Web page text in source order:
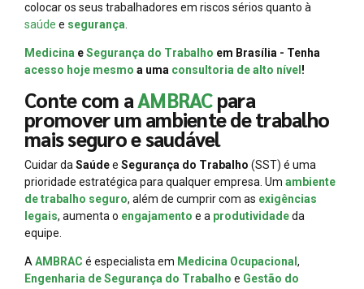
colocar os seus trabalhadores em riscos sérios quanto à
saúde e segurança
Medicina eSegurança do Trabalho em Brasília - Tenha
acesso hoje mesmo a uma consultoria de alto nível !
Conte com aAMBRACpara
promover um ambiente de trabalho
mais seguro e saudável
Cuidar da Saúdee Segurança do Trabalho (SST) é uma
prioridade estratégica para qualquer empresa. Um ambiente
de trabalho seguro, além de cumprir com as exigências
legais, aumenta o engajamento e a produtividadeda
equipe.
A AMBRAC é especialista em Medicina Ocupacional ,
Engenharia de Segurança do Trabalho e Gestão do